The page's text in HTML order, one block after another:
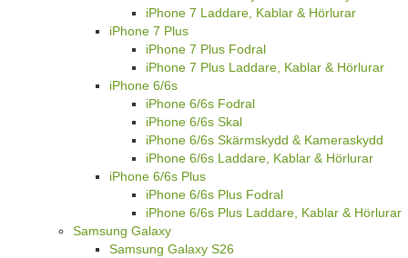
iPhone 7 Laddare, Kablar & Hörlurar
iPhone 7 Plus
iPhone 7 Plus Fodral
iPhone 7 Plus Laddare, Kablar & Hörlurar
iPhone 6/6s
iPhone 6/6s Fodral
iPhone 6/6s Skal
iPhone 6/6s Skärmskydd & Kameraskydd
iPhone 6/6s Laddare, Kablar & Hörlurar
iPhone 6/6s Plus
iPhone 6/6s Plus Fodral
iPhone 6/6s Plus Laddare, Kablar & Hörlurar
Samsung Galaxy
Samsung Galaxy S26